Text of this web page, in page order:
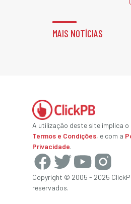
MAIS NOTÍCIAS
A utilização deste site implica o
Termos e Condições, e com a
Privacidade.
Copyright © 2005 - 2025
reservados.